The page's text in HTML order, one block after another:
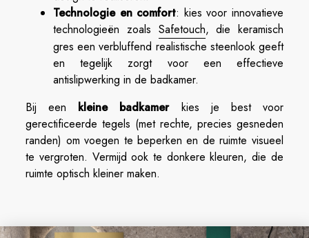
Technologie en comfort: kies voor innovatieve
technologieën zoals Safetouch, die keramisch
gres een verbluffend realistische steenlook geeft
en tegelijk zorgt voor een effectieve
antislipwerking in de badkamer.
Bij een kleine badkamerkies je best voor
gerectificeerde tegels (met rechte, precies gesneden
randen) om voegen te beperken en de ruimte visueel
te vergroten. Vermijd ook te donkere kleuren, die de
ruimte optisch kleiner maken.